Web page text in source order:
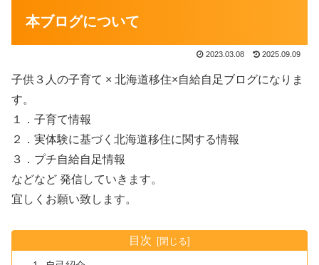
本ブログについて
2023.03.08 2025.09.09
子供３人の子育て × 北海道移住×自給自足ブログになりま
す。
１．子育て情報
２．実体験に基づく北海道移住に関する情報
３．プチ自給自足情報
などなど 発信していきます。
宜しくお願い致します。
目次